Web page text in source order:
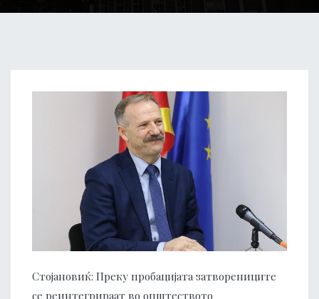
Стојановиќ: Преку пробацијата затворениците
се реинтегрираат во општеството